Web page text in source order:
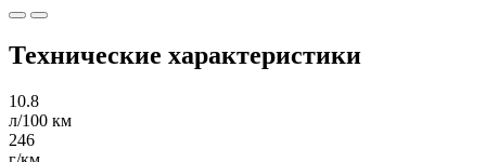
Технические характеристики
10.8
л/100 км
246